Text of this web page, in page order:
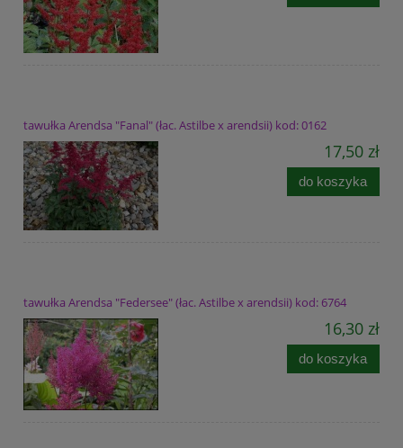
tawułka Arendsa "Fanal" (łac. Astilbe x arendsii) kod: 0162
17,50 zł
do koszyka
tawułka Arendsa "Federsee" (łac. Astilbe x arendsii) kod: 6764
16,30 zł
do koszyka